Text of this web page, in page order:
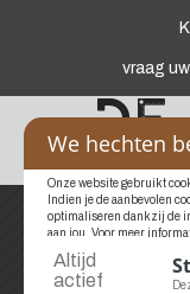
vraag
We hechten
Onze website gebruikt
Indien je de aanbevolen
optimaliseren dankzij de
aan jou. Voor meer
Altijd
actief